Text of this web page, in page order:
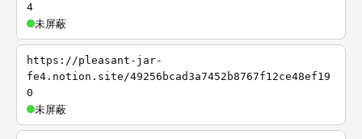
4
未屏蔽
https://pleasant-jar-
fe4.notion.site/49256bcad3a7452b8767f12ce48ef19
0
未屏蔽